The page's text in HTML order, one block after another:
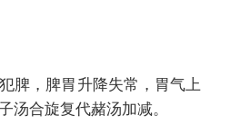
脾，脾胃升降失常，胃气上
合旋复代赭汤加减。